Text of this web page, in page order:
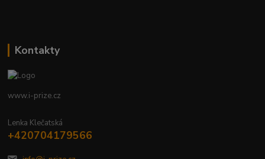
Kontakty
www.i-prize.cz
Lenka Klečatská
+420704179566